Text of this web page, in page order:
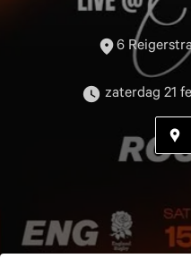
6
zaterdag 21